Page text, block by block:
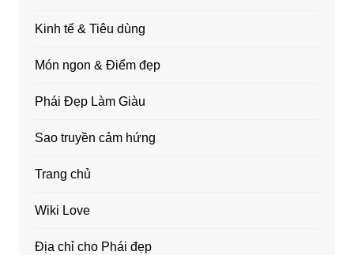
Kinh tế & Tiêu dùng
Món ngon & Điểm đẹp
Phái Đẹp Làm Giàu
Sao truyền cảm hứng
Trang chủ
Wiki Love
Địa chỉ cho Phái đẹp